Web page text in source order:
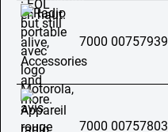
7000 00757939
7000 00757803